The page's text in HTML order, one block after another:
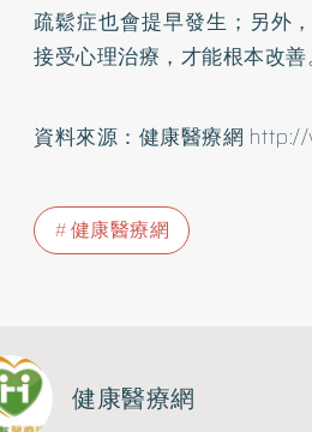
疏鬆症也會提早發生；另外
接受心理治療，才能根本改善
資料來源：健康醫療網
健康醫療網
健康醫療網